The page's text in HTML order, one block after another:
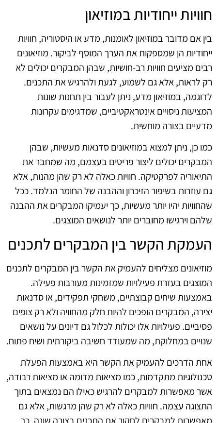
חוויות ייחודיות במוזיאון
בין אם מדובר במוזיאון לאומנות, מדע או היסטוריה, חוויות
ייחודיות הן שמספקות את הערך המוסף לביקור. מוזיאונים
רבים מציעים חוויות רב-חושיות, שבהן המבקרים יכולים לא
רק לראות, אלא גם לשמוע, לגעת ולהרגיש את התכנים.
לדוגמה, במוזיאון מדע, ניתן לעבור בין תחנות שונות
המציעות ניסויים אינטראקטיביים, שמדגימים עקרונות
מדעיים בצורה מוחשית.
כמו כן, ניתן למצוא במוזיאונים סדנאות מעשיות, שבהן
המבקרים יכולים ליצור פריטים בעצמם, מה שמחבר את
התיאוריה לפרקטיקה. חוויות כאלה לא רק שהן מהנות, אלא
גם עוזרות בשיפור הזיכרון וההבנה של החומר הנלמד. ככל
שהחוויות יהיו יותר מעשיות, כך יעמיקו המבקרים את ההבנה
שלהם וירגישו מחוברים יותר לנושאים המוצגים.
העמקת הקשר בין המבקרים לתכנים
מוזיאונים מצליחים להעמיק את הקשר בין המבקרים לתכנים
המוצגים בעזרת פעילויות שמזמינות מעורבות פעילה.
באמצעות שיחים קבוצתיים, משחקי תפקידים, או סדנאות
יצירה, המבקרים הופכים להיות חלק מהחוויה ולא רק צופים
פסיביים. פעילויות אלו יכולות לכלול גם דיונים על נושאים
שנויים במחלוקת, מה שמעודד חשיבה ביקורתית ושיח פתוח.
אחת הדרכים להעמיק את הקשר היא באמצעות הפעלת
טכנולוגיות מתקדמות, כמו מציאות מדומה או מציאות רבודה,
אשר מאפשרות למבקרים להרגיש כאילו הם נמצאים בתוך
התצוגה עצמה. חוויות כאלה לא רק שהן מרגשות, אלא גם